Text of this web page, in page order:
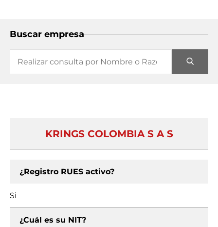
Buscar empresa
KRINGS COLOMBIA S A S
¿Registro RUES activo?
Si
¿Cuál es su NIT?